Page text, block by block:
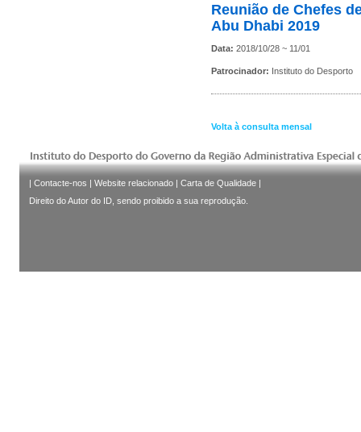
Reunião de Chefes
Abu Dhabi 2019
Data: 2018/10/28 ~ 11/01
Patrocinador: Instituto do Desporto
Volta à consulta mensal
| Contacte-nos | Website relacionado | Carta de Qualidade |
Direito do Autor do ID, sendo proibido a sua reprodução.